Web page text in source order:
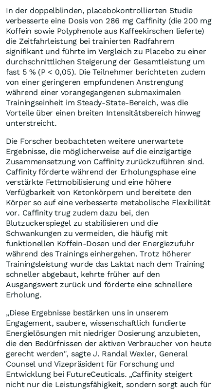
In der doppelblinden, placebokontrollierten Studie
verbesserte eine Dosis von 286 mg Caffinity (die 200 mg
Koffein sowie Polyphenole aus Kaffeekirschen lieferte)
die Zeitfahrleistung bei trainierten Radfahrern
signifikant und führte im Vergleich zu Placebo zu einer
durchschnittlichen Steigerung der Gesamtleistung um
fast 5 % (P < 0,05). Die Teilnehmer berichteten zudem
von einer geringeren empfundenen Anstrengung
während einer vorangegangenen submaximalen
Trainingseinheit im Steady-State-Bereich, was die
Vorteile über einen breiten Intensitätsbereich hinweg
unterstreicht.
Die Forscher beobachteten weitere unerwartete
Ergebnisse, die möglicherweise auf die einzigartige
Zusammensetzung von Caffinity zurückzuführen sind.
Caffinity förderte während der Erholungsphase eine
verstärkte Fettmobilisierung und eine höhere
Verfügbarkeit von Ketonkörpern und bereitete den
Körper so auf eine verbesserte metabolische Flexibilität
vor. Caffinity trug zudem dazu bei, den
Blutzuckerspiegel zu stabilisieren und die
Schwankungen zu vermeiden, die häufig mit
funktionellen Koffein-Dosen und der Energiezufuhr
während des Trainings einhergehen. Trotz höherer
Trainingsleistung wurde das Laktat nach dem Training
schneller abgebaut, kehrte früher auf den
Ausgangswert zurück und förderte eine schnellere
Erholung.
„Diese Ergebnisse bestärken uns in unserem
Engagement, saubere, wissenschaftlich fundierte
Energielösungen mit niedriger Dosierung anzubieten,
die den Bedürfnissen der aktiven Verbraucher von heute
gerecht werden", sagte J. Randal Wexler, General
Counsel und Vizepräsident für Forschung und
Entwicklung bei FutureCeuticals. „Caffinity steigert
nicht nur die Leistungsfähigkeit, sondern sorgt auch für